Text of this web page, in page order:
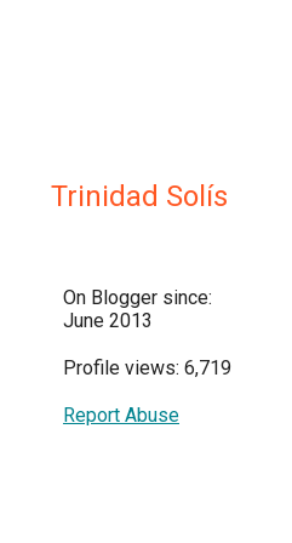
Trinidad Solís
On Blogger since:
June 2013
Profile views: 6,719
Report Abuse